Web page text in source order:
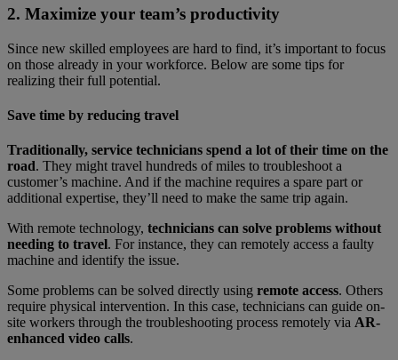
2. Maximize your team’s productivity
Since new skilled employees are hard to find, it’s important to focus
on those already in your workforce. Below are some tips for
realizing their full potential.
Save time by reducing travel
Traditionally, service technicians spend a lot of their time on the
road. They might travel hundreds of miles to troubleshoot a
customer’s machine. And if the machine requires a spare part or
additional expertise, they’ll need to make the same trip again.
With remote technology, technicians can solve problems without
needing to travel. For instance, they can remotely access a faulty
machine and identify the issue.
Some problems can be solved directly using remote access. Others
require physical intervention. In this case, technicians can guide on-
site workers through the troubleshooting process remotely via AR-
enhanced video calls.